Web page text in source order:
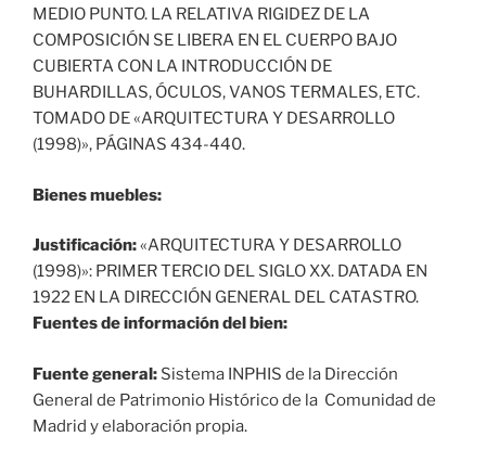
MEDIO PUNTO. LA RELATIVA RIGIDEZ DE LA
COMPOSICIÓN SE LIBERA EN EL CUERPO BAJO
CUBIERTA CON LA INTRODUCCIÓN DE
BUHARDILLAS, ÓCULOS, VANOS TERMALES, ETC.
TOMADO DE «ARQUITECTURA Y DESARROLLO
(1998)», PÁGINAS 434-440.
Bienes muebles:
Justificación:«ARQUITECTURA Y DESARROLLO
(1998)»: PRIMER TERCIO DEL SIGLO XX. DATADA EN
1922 EN LA DIRECCIÓN GENERAL DEL CATASTRO.
Fuentes de información del bien:
Fuente general: Sistema INPHIS de la Dirección
General de Patrimonio Histórico de la Comunidad de
Madrid y elaboración propia.